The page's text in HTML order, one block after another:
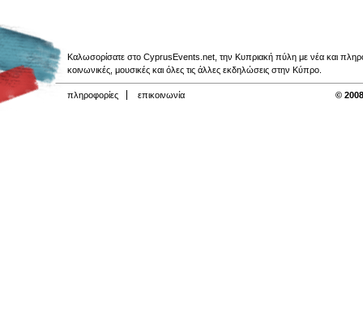
Καλωσορίσατε στο CyprusEvents.net, την Κυπριακή πύλη με νέα και
κοινωνικές, μουσικές και όλες τις άλλες εκδηλώσεις στην Κύπρο.
πληροφορίες επικοινωνία ©